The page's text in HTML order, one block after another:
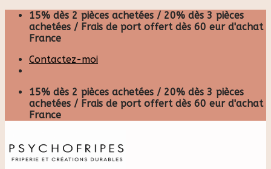
Skip
content
15% dès 2 pièces achetées / 20% dès 3 pièces
achetées / Frais de port offert dès 60 eur d'achat
France
Contactez-moi
15% dès 2 pièces achetées / 20% dès 3 pièces
achetées / Frais de port offert dès 60 eur d'achat
France